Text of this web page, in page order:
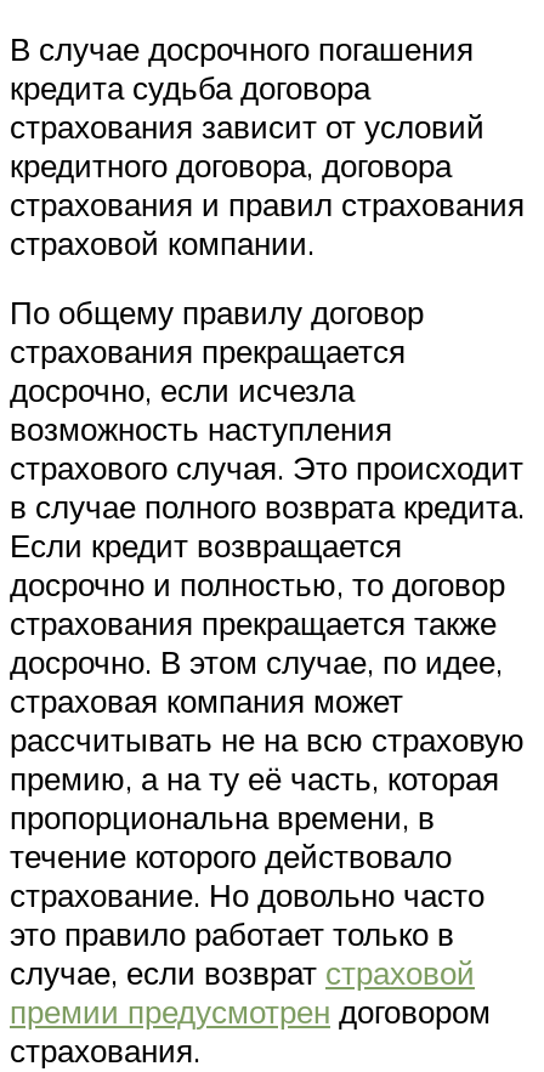
В случае досрочного погашения
кредита судьба договора
страхования зависит от условий
кредитного договора, договора
страхования и правил страхования
страховой компании.
По общему правилу договор
страхования прекращается
досрочно, если исчезла
возможность наступления
страхового случая. Это происходит
в случае полного возврата кредита.
Если кредит возвращается
досрочно и полностью, то договор
страхования прекращается также
досрочно. В этом случае, по идее,
страховая компания может
рассчитывать не на всю страховую
премию, а на ту её часть, которая
пропорциональна времени, в
течение которого действовало
страхование. Но довольно часто
это правило работает только в
случае, если возврат страховой
премии предусмотрен договором
страхования.